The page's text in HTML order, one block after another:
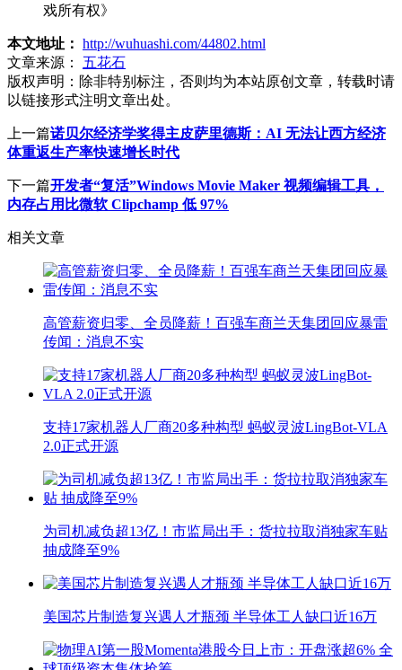
戏所有权》
本文地址： http://wuhuashi.com/44802.html
文章来源：
五花石
版权声明： 除非特别标注，否则均为本站原创文章，转载时请
以链接形式注明文章出处。
上一篇诺贝尔经济学奖得主皮萨里德斯：AI 无法让西方经济
体重返生产率快速增长时代
下一篇开发者“复活”Windows Movie Maker 视频编辑工具，
内存占用比微软 Clipchamp 低 97%
相关文章
高管薪资归零、全员降薪！百强车商兰天集团回应暴雷
传闻：消息不实
支持17家机器人厂商20多种构型 蚂蚁灵波LingBot-VLA
2.0正式开源
为司机减负超13亿！市监局出手：货拉拉取消独家车贴
抽成降至9%
美国芯片制造复兴遇人才瓶颈 半导体工人缺口近16万